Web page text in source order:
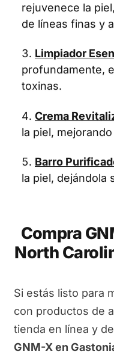
rejuvenece la
de líneas finas y
Limpiador
profundamente,
toxinas.
Crema
la piel,
Barro
la piel, dejándola
Compra
North
Si estás listo para
con productos de
tienda en línea y
GNM-X en